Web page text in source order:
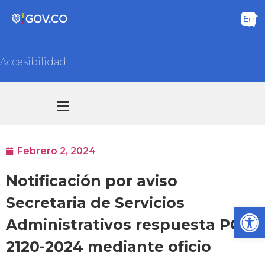
Accesibilidad
Febrero 2, 2024
Notificación por aviso
Secretaria de Servicios
Administrativos respuesta PQR
2120-2024 mediante oficio